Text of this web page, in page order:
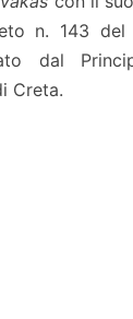
n. 143 del
dal
Creta.